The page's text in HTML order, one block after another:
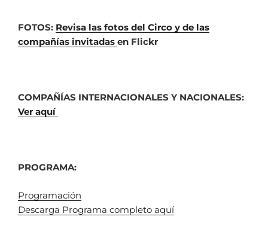
FOTOS: Revisa las fotos del Circo y de las
compañías invitadas en Flickr
COMPAÑÍAS INTERNACIONALES Y NACIONALES:
Ver aquí
PROGRAMA:
Programación
Descarga Programa completo aquí